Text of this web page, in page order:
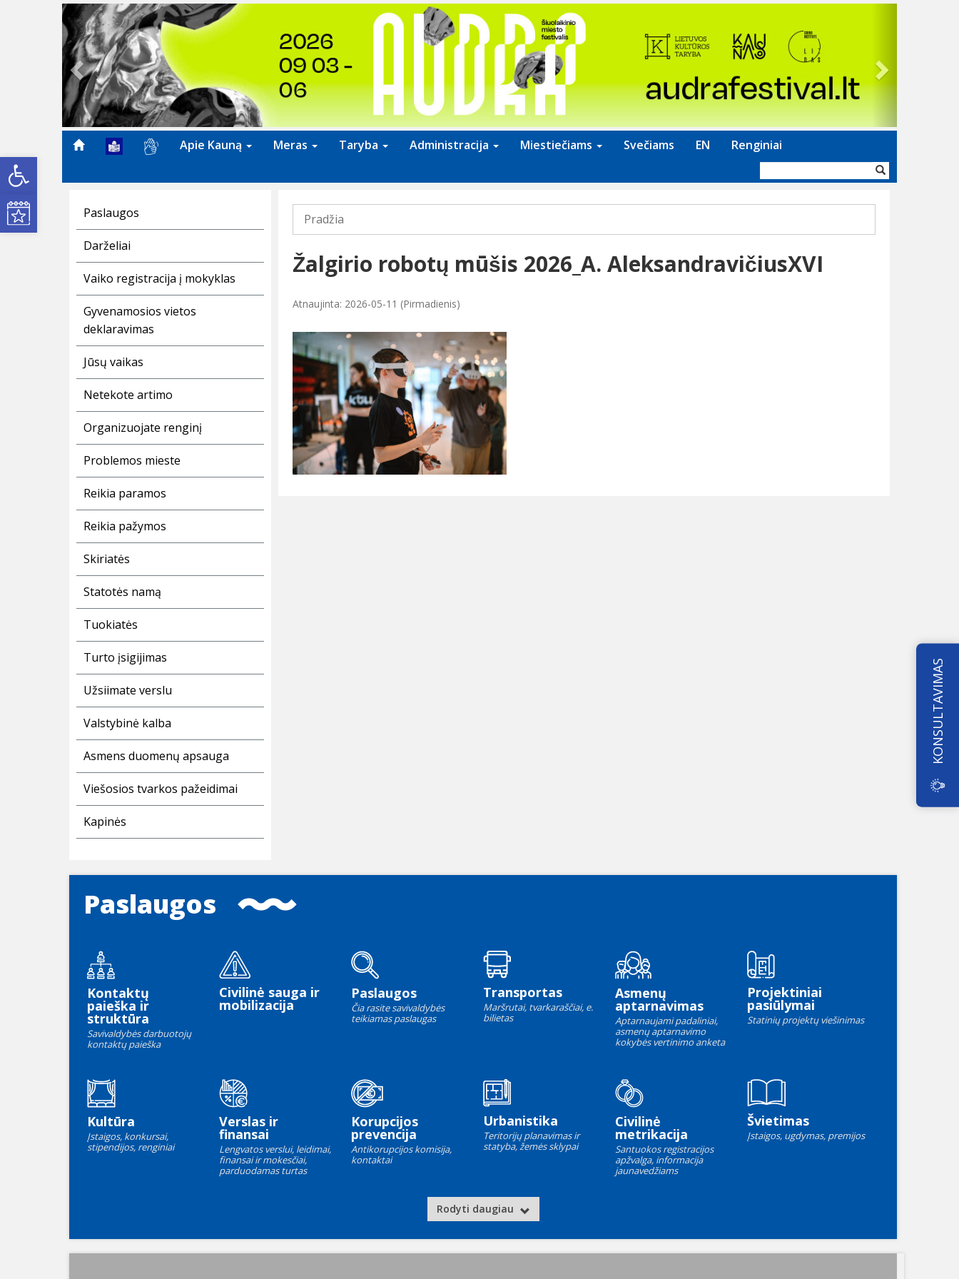
Open toolbar
Kultūros renginiai
Previous
Apie Kauną Meras Taryba Administracija Miestiečiams Svečiams EN Renginiai
forma
Paslaugos
Darželiai
Vaiko registracija į mokyklas
Gyvenamosios vietos
deklaravimas
Jūsų vaikas
Netekote artimo
Organizuojate renginį
Problemos mieste
Reikia paramos
Reikia pažymos
Skiriatės
Statotės namą
Tuokiatės
Turto įsigijimas
Užsiimate verslu
Valstybinė kalba
Asmens duomenų apsauga
Viešosios tvarkos pažeidimai
Kapinės
Pradžia
Žalgirio robotų mūšis 2026_A. AleksandravičiusXVI
Atnaujinta: 2026-05-11 (Pirmadienis)
Paslaugos
Kontaktų
paieška ir
struktūra
Savivaldybės darbuotojų
kontaktų paieška
Civilinė sauga ir
mobilizacija
Paslaugos
Čia rasite savivaldybės
teikiamas paslaugas
Transportas
Maršrutai, tvarkaraščiai, e.
bilietas
Asmenų
aptarnavimas
Aptarnaujami padaliniai,
asmenų aptarnavimo
kokybės vertinimo anketa
Projektiniai
pasiūlymai
Statinių projektų viešinimas
Kultūra
Įstaigos, konkursai,
stipendijos, renginiai
Verslas ir
finansai
Lengvatos verslui, leidimai,
finansai ir mokesčiai,
parduodamas turtas
Korupcijos
prevencija
Antikorupcijos komisija,
kontaktai
Urbanistika
Teritorijų planavimas ir
statyba, žemės sklypai
Civilinė
metrikacija
Santuokos registracijos
apžvalga, informacija
jaunavedžiams
Švietimas
Įstaigos, ugdymas, premijos
Rodyti daugiau
KONSULTAVIMAS